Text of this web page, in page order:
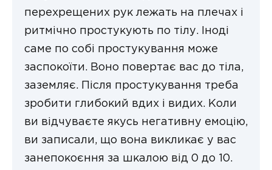
перехрещених рук лежать на плечах і
ритмічно простукують по тілу. Іноді
саме по собі простукування може
заспокоїти. Воно повертає вас до тіла,
заземляє. Після простукування треба
зробити глибокий вдих і видих. Коли
ви відчуваєте якусь негативну емоцію,
ви записали, що вона викликає у вас
занепокоєння за шкалою від 0 до 10.